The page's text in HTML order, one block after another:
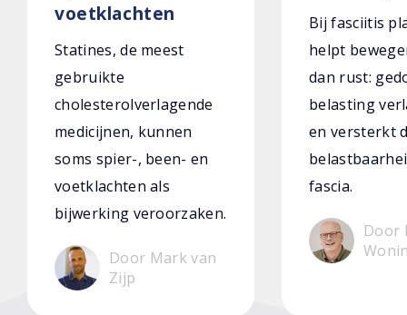
voetklachten
Statines, de meest
gebruikte
cholesterolverlagende
medicijnen, kunnen
soms spier-, been- en
voetklachten als
bijwerking veroorzaken.
Door Mark van
Zijp
Bij fasciitis
helpt
dan rust:
belasting
en versterkt
fascia.
Door